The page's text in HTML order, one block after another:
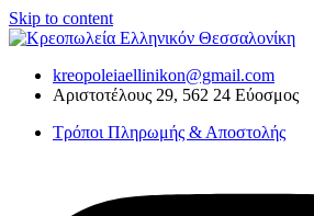
Skip to content
kreopoleiaellinikon@gmail.com
Αριστοτέλους 29, 562 24 Εύοσμος
Τρόποι Πληρωμής & Αποστολής